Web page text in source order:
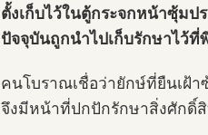
ตั้งเก็บไว้ในตู้กระจกหน้าซุ้มป
ปัจจุบันถูกนำไปเก็บรักษาไว้
คนโบราณเชื่อว่ายักษ์ที่ยืนเฝ้
จึงมีหน้าที่ปกปักรักษาสิ่งศักดิ์